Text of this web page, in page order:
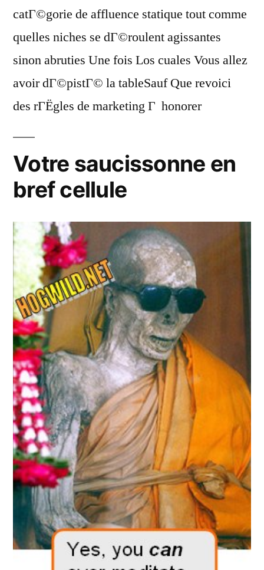
catГ©gorie de affluence statique tout comme
quelles niches se dГ©roulent agissantes
sinon abruties Une fois Los cuales Vous allez
avoir dГ©pistГ© la tableSauf Que revoici
des rГЁgles de marketing Г honorer
Votre saucissonne en
bref cellule